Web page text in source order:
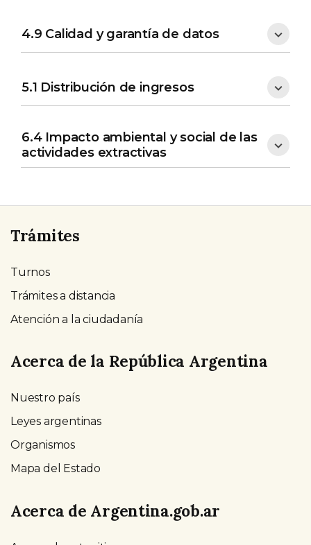
4.9 Calidad y garantía de datos
5.1 Distribución de ingresos
6.4 Impacto ambiental y social de las
actividades extractivas
Trámites
Turnos
Trámites a distancia
Atención a la ciudadanía
Acerca de la República Argentina
Nuestro país
Leyes argentinas
Organismos
Mapa del Estado
Acerca de Argentina.gob.ar